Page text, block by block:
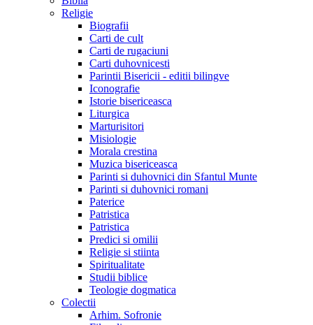
Religie
Biografii
Carti de cult
Carti de rugaciuni
Carti duhovnicesti
Parintii Bisericii - editii bilingve
Iconografie
Istorie bisericeasca
Liturgica
Marturisitori
Misiologie
Morala crestina
Muzica bisericeasca
Parinti si duhovnici din Sfantul Munte
Parinti si duhovnici romani
Paterice
Patristica
Patristica
Predici si omilii
Religie si stiinta
Spiritualitate
Studii biblice
Teologie dogmatica
Colectii
Arhim. Sofronie